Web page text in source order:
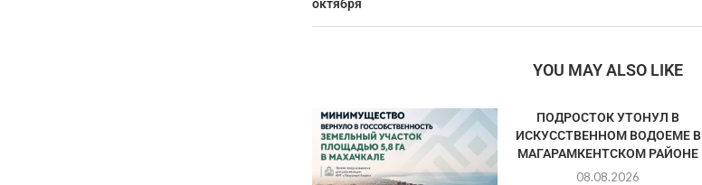
октября
YOU MAY ALSO LIKE
ПОДРОСТОК УТОНУЛ В
ИСКУССТВЕННОМ ВОДОЕМЕ В
МАГАРАМКЕНТСКОМ РАЙОНЕ
08.08.2026